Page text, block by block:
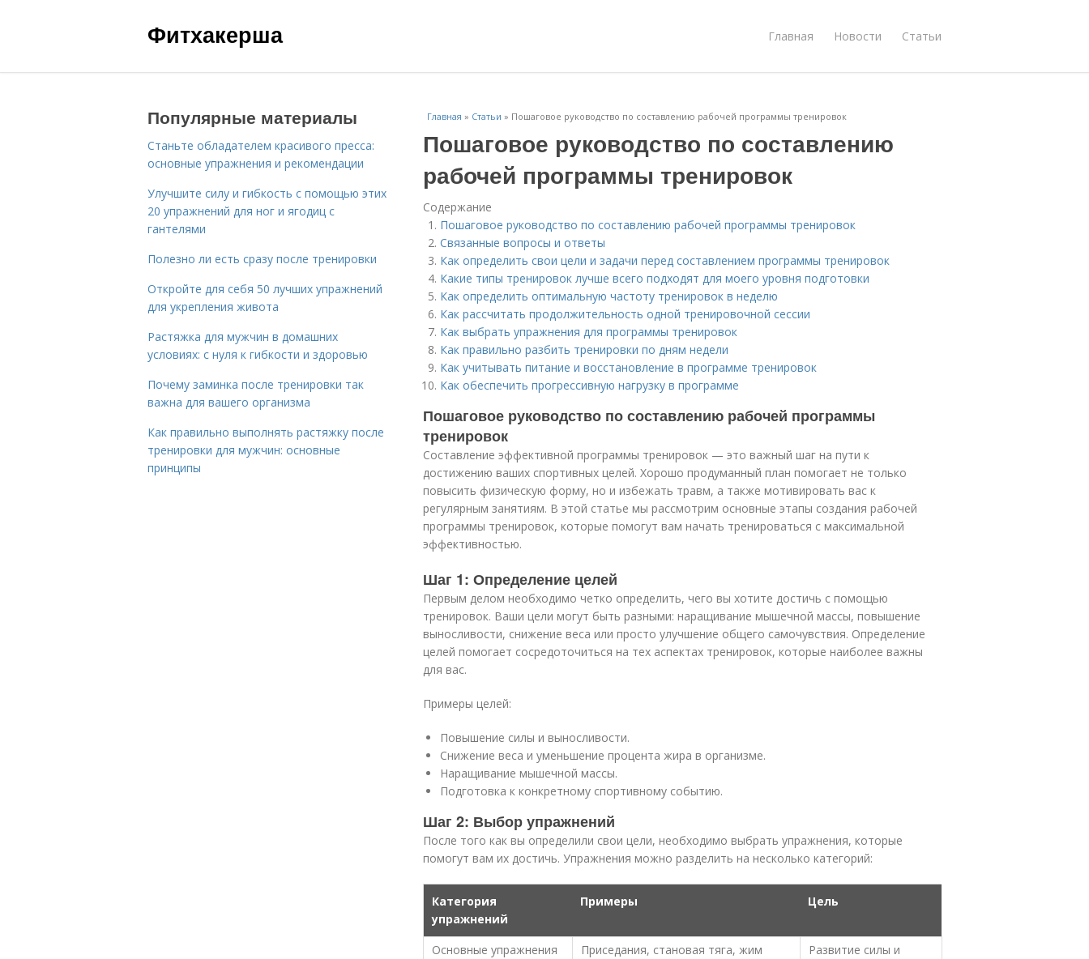
Фитхакерша Главная Новости Статьи
Главная » Статьи » Пошаговое руководство по составлению рабочей программы тренировок
Пошаговое руководство по составлению
рабочей программы тренировок
Содержание
Пошаговое руководство по составлению рабочей программы тренировок
Связанные вопросы и ответы
Как определить свои цели и задачи перед составлением программы тренировок
Какие типы тренировок лучше всего подходят для моего уровня подготовки
Как определить оптимальную частоту тренировок в неделю
Как рассчитать продолжительность одной тренировочной сессии
Как выбрать упражнения для программы тренировок
Как правильно разбить тренировки по дням недели
Как учитывать питание и восстановление в программе тренировок
Как обеспечить прогрессивную нагрузку в программе
Пошаговое руководство по составлению рабочей программы
тренировок
Составление эффективной программы тренировок — это важный шаг на пути к
достижению ваших спортивных целей. Хорошо продуманный план помогает не только
повысить физическую форму, но и избежать травм, а также мотивировать вас к
регулярным занятиям. В этой статье мы рассмотрим основные этапы создания рабочей
программы тренировок, которые помогут вам начать тренироваться с максимальной
эффективностью.
Шаг 1: Определение целей
Первым делом необходимо четко определить, чего вы хотите достичь с помощью
тренировок. Ваши цели могут быть разными: наращивание мышечной массы, повышение
выносливости, снижение веса или просто улучшение общего самочувствия. Определение
целей помогает сосредоточиться на тех аспектах тренировок, которые наиболее важны
для вас.
Примеры целей:
Повышение силы и выносливости.
Снижение веса и уменьшение процента жира в организме.
Наращивание мышечной массы.
Подготовка к конкретному спортивному событию.
Шаг 2: Выбор упражнений
После того как вы определили свои цели, необходимо выбрать упражнения, которые
помогут вам их достичь. Упражнения можно разделить на несколько категорий:
Категория
упражнений
Примеры Цель
Основные упражнения
Приседания, становая тяга, жим
Развитие силы и
Популярные материалы
Станьте обладателем красивого пресса:
основные упражнения и рекомендации
Улучшите силу и гибкость с помощью этих
20 упражнений для ног и ягодиц с
гантелями
Полезно ли есть сразу после тренировки
Откройте для себя 50 лучших упражнений
для укрепления живота
Растяжка для мужчин в домашних
условиях: с нуля к гибкости и здоровью
Почему заминка после тренировки так
важна для вашего организма
Как правильно выполнять растяжку после
тренировки для мужчин: основные
принципы